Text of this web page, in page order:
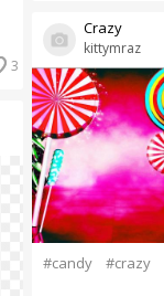
3
kittymraz
Crazy
#candy #crazy